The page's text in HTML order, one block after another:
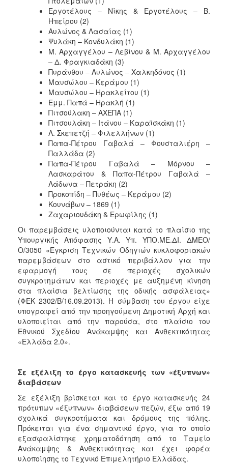
Εργοτέλους – Νίκης & Εργοτέλους – Β.
Ηπείρου (2)
Αυλώνος & Λασαίας (1)
Ψυλάκη – Κονδυλάκη (1)
Μ. Αρχαγγέλου – Λεβίνου & Μ. Αρχαγγέλου
– Δ. Φραγκιαδάκη (3)
Πυράνθου – Αυλώνος – Χαλκηδόνος (1)
Μαυσώλου – Κεράμου (1)
Μαυσώλου – Ηρακλείτου (1)
Εμμ. Παπά – Ηρακλή (1)
Πιτσούλακη – ΑΧΕΠΑ (1)
Πιτσουλάκη – Ιτάνου – Καραϊσκάκη (1)
Λ. Σκεπετζή – Φιλελλήνων (1)
Παπα-Πέτρου Γαβαλά – Φουσταλιέρη –
Παλλάδα (2)
Παπα-Πέτρου Γαβαλά – Μόρνου –
Λασκαράτου & Παπα-Πέτρου Γαβαλά –
Λάδωνα – Πετράκη (2)
Προκοπίδη – Πυθέως – Κεράμου (2)
Κουνάβων – 1869 (1)
Ζαχαριουδάκη & Ερωφίλης (1)
Οι παρεμβάσεις υλοποιούνται κατά το πλαίσιο της
Υπουργικής Απόφασης Υ.Α. Υπ. ΥΠΟ.ΜΕ.ΔΙ. ΔΜΕΟ/
Ο/3050 «Έγκριση Τεχνικών Οδηγιών κυκλοφοριακών
παρεμβάσεων στο αστικό περιβάλλον για την
εφαρμογή τους σε περιοχές σχολικών
συγκροτημάτων και περιοχές με αυξημένη κίνηση
στα πλαίσια βελτίωσης της οδικής ασφάλειας»
(ΦΕΚ 2302/Β/16.09.2013). Η σύμβαση του έργου είχε
υπογραφεί από την προηγούμενη Δημοτική Αρχή και
υλοποιείται από την παρούσα, στο πλαίσιο του
Εθνικού Σχεδίου Ανάκαμψης και Ανθεκτικότητας
«Ελλάδα 2.0».
Σε εξέλιξη το έργο κατασκευής των «έξυπνων»
διαβάσεων
Σε εξέλιξη βρίσκεται και το έργο κατασκευής 24
πρότυπων «έξυπνων» διαβάσεων πεζών, έξω από 19
σχολικά συγκροτήματα και δρόμους της πόλης.
Πρόκειται για ένα σημαντικό έργο, για το οποίο
εξασφαλίστηκε χρηματοδότηση από το Ταμείο
Ανάκαμψης & Ανθεκτικότητας και έχει φορέα
υλοποίησης το Τεχνικό Επιμελητήριο Ελλάδας.